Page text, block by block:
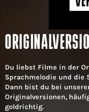
​Du liebst Filme in der
Sprachmelodie und die
Dann bist du bei
Originalversionen,
goldrichtig.